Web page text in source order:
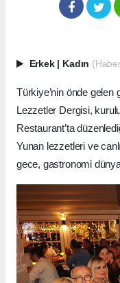
Erkek | Kadın
Türkiye’nin önde gelen
Lezzetler Dergisi,
Restaurant’ta
Yunan lezzetleri ve
gece, gastronomi